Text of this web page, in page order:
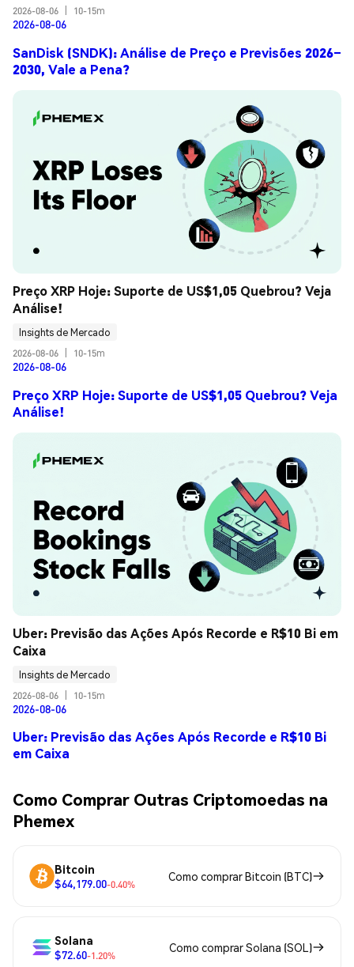
2026-08-06
10-15m
2026-08-06
SanDisk (SNDK): Análise de Preço e Previsões 2026–
2030, Vale a Pena?
Preço XRP Hoje: Suporte de US$1,05 Quebrou? Veja
Análise!
Insights de Mercado
2026-08-06
10-15m
2026-08-06
Preço XRP Hoje: Suporte de US$1,05 Quebrou? Veja
Análise!
Uber: Previsão das Ações Após Recorde e R$10 Bi em
Caixa
Insights de Mercado
2026-08-06
10-15m
2026-08-06
Uber: Previsão das Ações Após Recorde e R$10 Bi
em Caixa
Como Comprar Outras Criptomoedas na
Phemex
Bitcoin
$64,179.00-0.40%
Como comprar Bitcoin (BTC)
Solana
$72.60-1.20%
Como comprar Solana (SOL)